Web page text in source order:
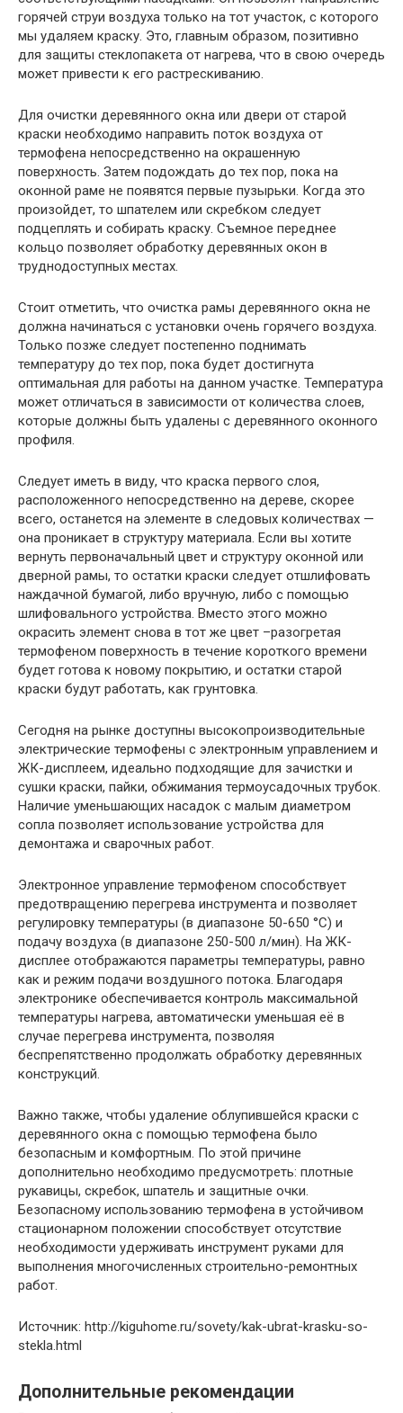
горячей струи воздуха только на тот участок, с которого
мы удаляем краску. Это, главным образом, позитивно
для защиты стеклопакета от нагрева, что в свою очередь
может привести к его растрескиванию.
Для очистки деревянного окна или двери от старой
краски необходимо направить поток воздуха от
термофена непосредственно на окрашенную
поверхность. Затем подождать до тех пор, пока на
оконной раме не появятся первые пузырьки. Когда это
произойдет, то шпателем или скребком следует
подцеплять и собирать краску. Съемное переднее
кольцо позволяет обработку деревянных окон в
труднодоступных местах.
Стоит отметить, что очистка рамы деревянного окна не
должна начинаться с установки очень горячего воздуха.
Только позже следует постепенно поднимать
температуру до тех пор, пока будет достигнута
оптимальная для работы на данном участке. Температура
может отличаться в зависимости от количества слоев,
которые должны быть удалены с деревянного оконного
профиля.
Следует иметь в виду, что краска первого слоя,
расположенного непосредственно на дереве, скорее
всего, останется на элементе в следовых количествах —
она проникает в структуру материала. Если вы хотите
вернуть первоначальный цвет и структуру оконной или
дверной рамы, то остатки краски следует отшлифовать
наждачной бумагой, либо вручную, либо с помощью
шлифовального устройства. Вместо этого можно
окрасить элемент снова в тот же цвет –разогретая
термофеном поверхность в течение короткого времени
будет готова к новому покрытию, и остатки старой
краски будут работать, как грунтовка.
Сегодня на рынке доступны высокопроизводительные
электрические термофены с электронным управлением и
ЖК-дисплеем, идеально подходящие для зачистки и
сушки краски, пайки, обжимания термоусадочных трубок.
Наличие уменьшающих насадок с малым диаметром
сопла позволяет использование устройства для
демонтажа и сварочных работ.
Электронное управление термофеном способствует
предотвращению перегрева инструмента и позволяет
регулировку температуры (в диапазоне 50-650 °С) и
подачу воздуха (в диапазоне 250-500 л/мин). На ЖК-
дисплее отображаются параметры температуры, равно
как и режим подачи воздушного потока. Благодаря
электронике обеспечивается контроль максимальной
температуры нагрева, автоматически уменьшая её в
случае перегрева инструмента, позволяя
беспрепятственно продолжать обработку деревянных
конструкций.
Важно также, чтобы удаление облупившейся краски с
деревянного окна с помощью термофена было
безопасным и комфортным. По этой причине
дополнительно необходимо предусмотреть: плотные
рукавицы, скребок, шпатель и защитные очки.
Безопасному использованию термофена в устойчивом
стационарном положении способствует отсутствие
необходимости удерживать инструмент руками для
выполнения многочисленных строительно-ремонтных
работ.
Источник: http://kiguhome.ru/sovety/kak-ubrat-krasku-so-
stekla.html
Дополнительные рекомендации